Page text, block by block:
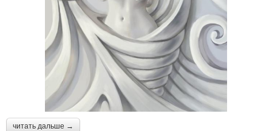
читать дальше →